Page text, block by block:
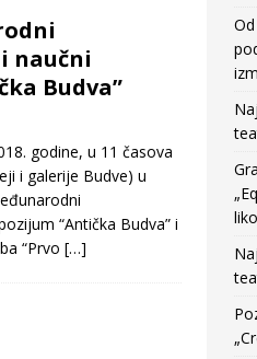
naučni
Budva”
godine, u 11 časova
i galerije Budve) u
“Antička Budva” i
“Prvo […]